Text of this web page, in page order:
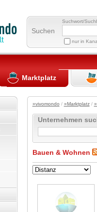
Suchen
Suchwort/
nur in
Marktplatz
»vivomondo / »Marktplatz/
Unternehmen
Bauen & Wohnen